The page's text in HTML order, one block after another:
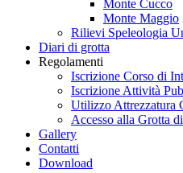
Monte Cucco
Monte Maggio
Rilievi Speleologia
Diari di grotta
Regolamenti
Iscrizione Corso di
Iscrizione Attività
Utilizzo Attrezzatura
Accesso alla Grotta
Gallery
Contatti
Download